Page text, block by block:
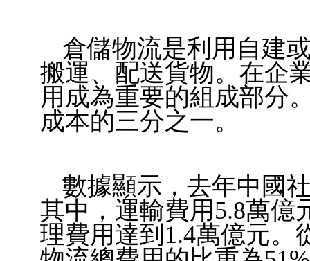
倉儲物流是利用自建
搬運、配送貨物。在企
用成為重要的組成部分
成本的三分之一。
數據顯示，去年中國
其中，運輸費用5.8萬億
理費用達到1.4萬億元。